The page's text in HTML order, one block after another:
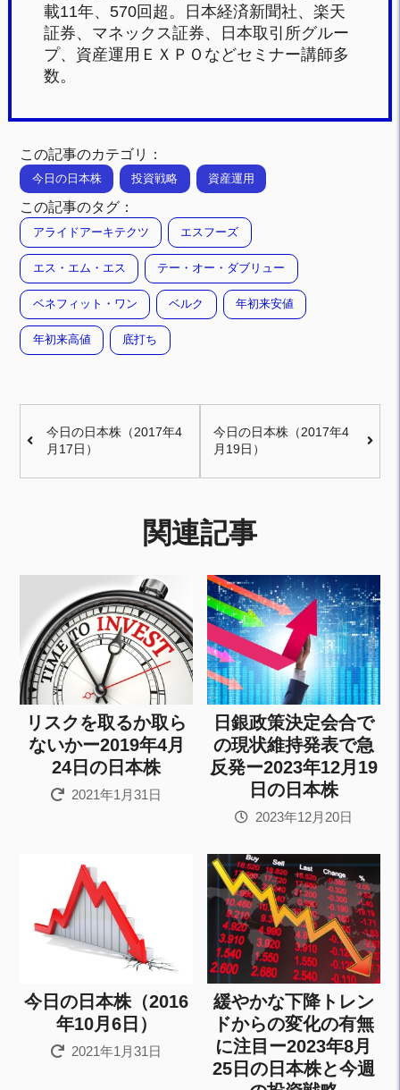
載11年、570回超。日本経済新聞社、楽天
証券、マネックス証券、日本取引所グルー
プ、資産運用ＥＸＰＯなどセミナー講師多
数。
この記事のカテゴリ：
今日の日本株 投資戦略 資産運用
この記事のタグ：
アライドアーキテクツ エスフーズ
エス・エム・エス テー・オー・ダブリュー
ベネフィット・ワン ベルク 年初来安値
年初来高値 底打ち
今日の日本株（2017年4
月17日）
今日の日本株（2017年4
月19日）
関連記事
リスクを取るか取ら
ないかー2019年4月
24日の日本株
2021年1月31日
日銀政策決定会合で
の現状維持発表で急
反発ー2023年12月19
日の日本株
2023年12月20日
今日の日本株（2016
年10月6日）
2021年1月31日
緩やかな下降トレン
ドからの変化の有無
に注目ー2023年8月
25日の日本株と今週